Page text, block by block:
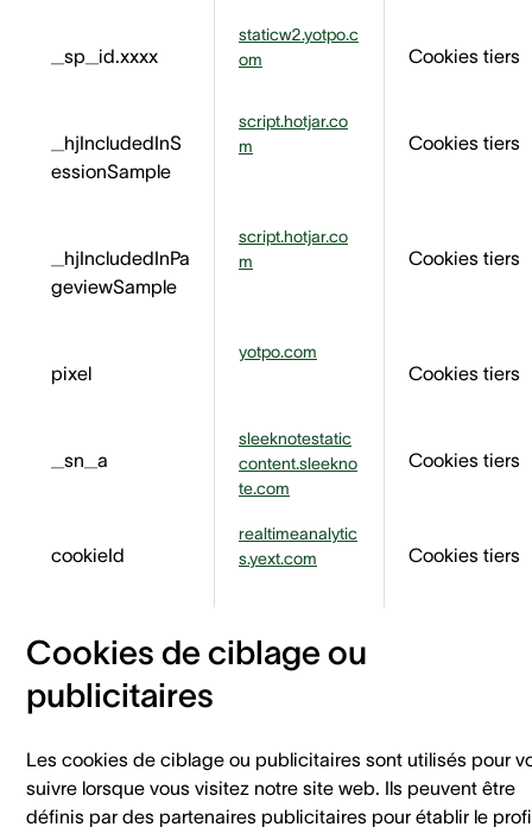
_sp_id.xxxx
staticw2.yotpo.c
om
Cookies tiers
_hjIncludedInS
essionSample
script.hotjar.co
m
Cookies tiers
_hjIncludedInPa
geviewSample
script.hotjar.co
m
Cookies tiers
pixel
yotpo.com
Cookies tiers
_sn_a
sleeknotestatic
content.sleekno
te.com
Cookies tiers
cookieId
realtimeanalytic
s.yext.com
Cookies tiers
Cookies de ciblage ou
publicitaires
Les cookies de ciblage ou publicitaires sont utilisés pour
suivre lorsque vous visitez notre site web. Ils peuvent être
définis par des partenaires publicitaires pour établir le